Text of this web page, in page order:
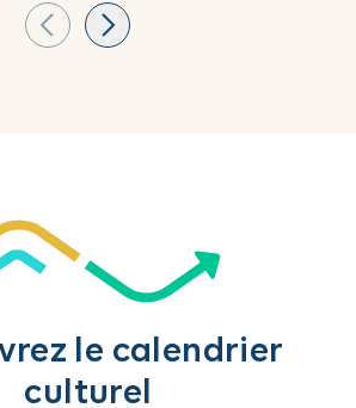
le calendrier
culturel